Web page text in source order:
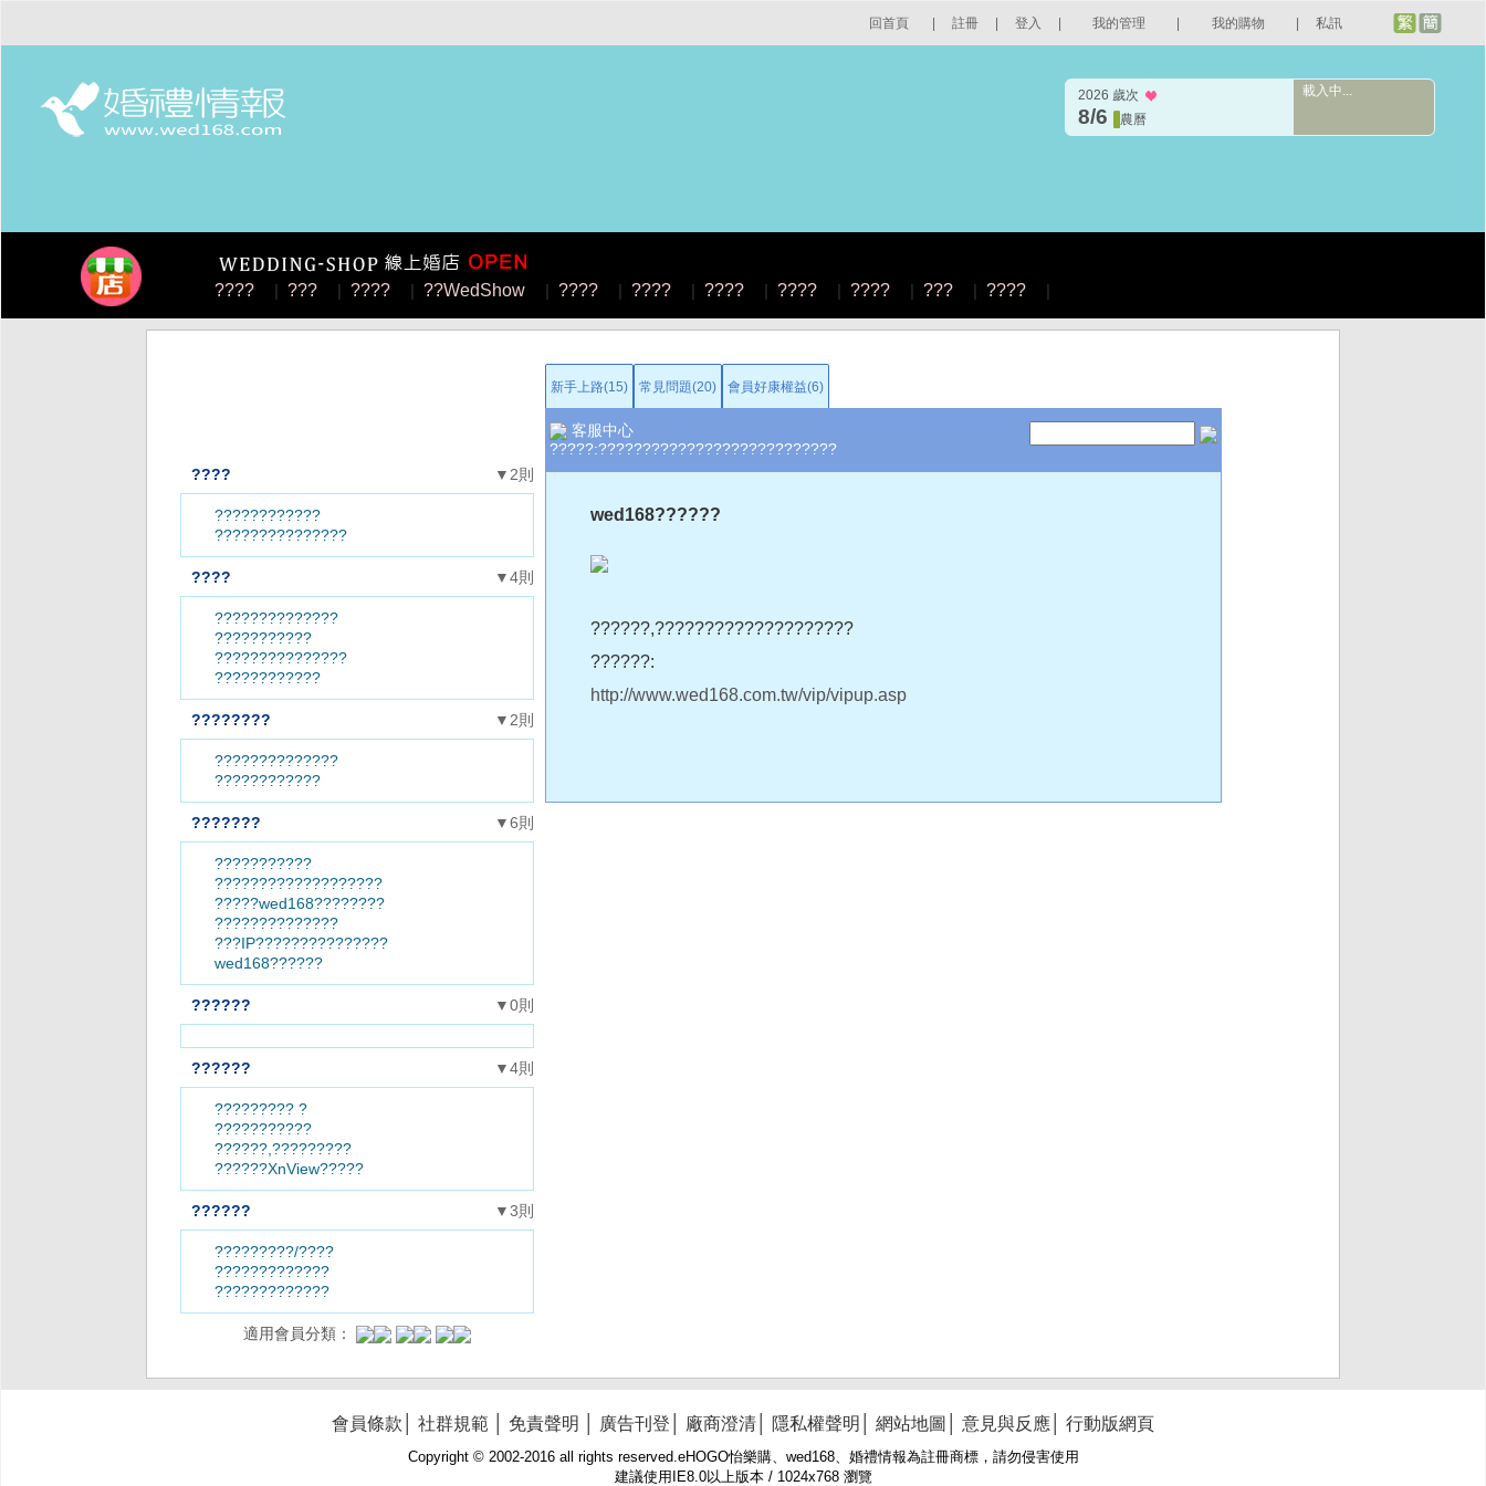
回首頁 註冊 登入 我的管理 我的購物 私訊
2026 歲次
8/6 農曆
載入中...
???? | ??? | ???? | ??WedShow | ???? | ???? | ???? | ???? | ???? | ??? | ???? |
???? ▼2則
????????????
???????????????
???? ▼4則
??????????????
???????????
???????????????
????????????
???????? ▼2則
??????????????
????????????
??????? ▼6則
???????????
???????????????????
?????wed168????????
??????????????
???IP???????????????
wed168??????
?????? ▼0則
?????? ▼4則
????????? ?
???????????
??????,?????????
??????XnView?????
?????? ▼3則
?????????/????
?????????????
?????????????
適用會員分類：
新手上路(15) 常見問題(20) 會員好康權益(6)
客服中心
?????:???????????????????????????
wed168??????
??????,????????????????????
??????:
http://www.wed168.com.tw/vip/vipup.asp
會員條款 社群規範 免責聲明 廣告刊登 廠商澄清 隱私權聲明 網站地圖 意見與反應 行動版網頁
Copyright © 2002-2016 all rights reserved.eHOGO怡樂購、wed168、婚禮情報為註冊商標，請勿侵害使用
建議使用IE8.0以上版本 / 1024x768 瀏覽